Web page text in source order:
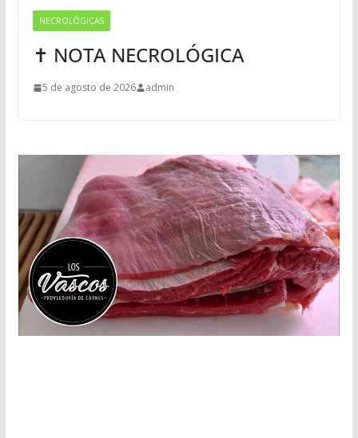
NECROLÓGICAS
✝ NOTA NECROLÓGICA
5 de agosto de 2026 admin